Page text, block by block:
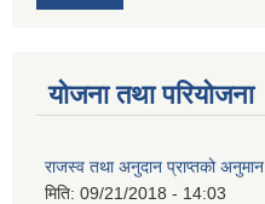
योजना तथा परियोजना
राजस्व तथा अनुदान प्राप्तको अनुमान
मिति: 09/21/2018 - 14:03